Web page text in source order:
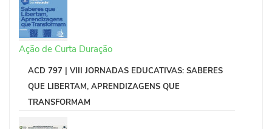
Ação de Curta Duração
ACD 797 | VIII JORNADAS EDUCATIVAS: SABERES
QUE LIBERTAM, APRENDIZAGENS QUE
TRANSFORMAM